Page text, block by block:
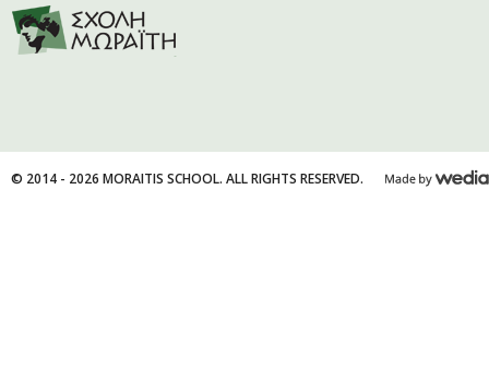
© 2014 - 2026 MORAITIS SCHOOL. ALL RIGHTS RESERVED.